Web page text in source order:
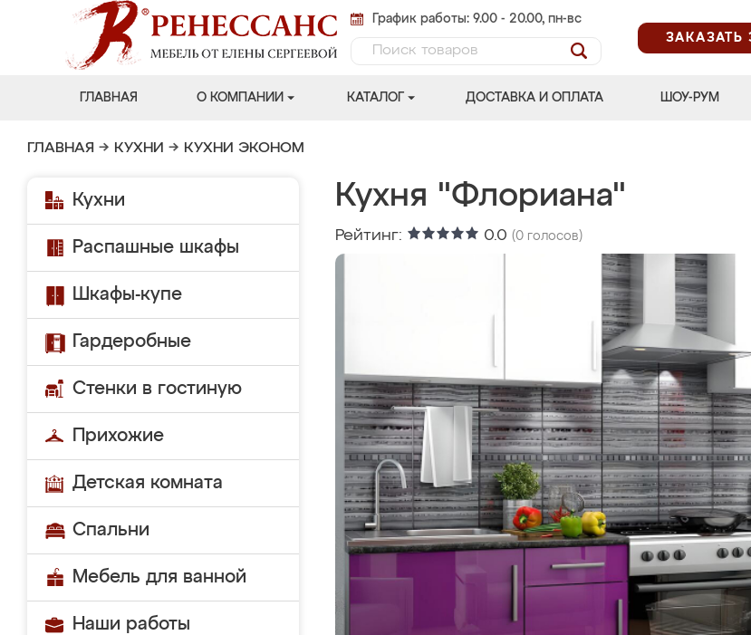
График работы: 9.00 - 20.00, пн-вс
ЗАКАЗАТЬ
ГЛАВНАЯ О КОМПАНИИ КАТАЛОГ ДОСТАВКА И ОПЛАТА ШОУ-РУМ
ГЛАВНАЯ → КУХНИ → КУХНИ ЭКОНОМ
Кухни
Распашные шкафы
Шкафы-купе
Гардеробные
Стенки в гостиную
Прихожие
Детская комната
Спальни
Мебель для ванной
Наши работы
Кухня "Флориана"
Рейтинг: 0.0 (0 голосов)